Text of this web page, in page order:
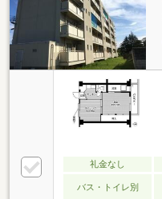
礼金なし
バス・トイレ別